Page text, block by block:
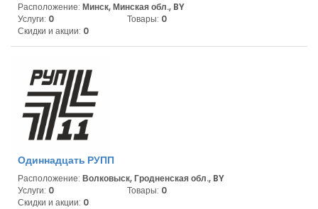
Расположение: Минск, Минская обл., BY
Услуги: 0 Товары: 0
Скидки и акции: 0
Одиннадцать РУПП
Расположение: Волковыск, Гродненская обл., BY
Услуги: 0 Товары: 0
Скидки и акции: 0